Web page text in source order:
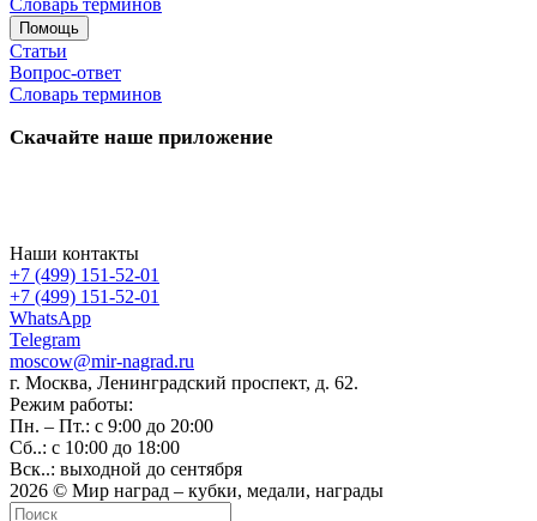
Словарь терминов
Помощь
Статьи
Вопрос-ответ
Словарь терминов
Скачайте наше приложение
Наши контакты
+7 (499) 151-52-01
+7 (499) 151-52-01
WhatsApp
Telegram
moscow@mir-nagrad.ru
г. Москва, Ленинградский проспект, д. 62.
Режим работы:
Пн. – Пт.: с 9:00 до 20:00
Сб..: с 10:00 до 18:00
Вск..: выходной до сентября
2026 © Мир наград – кубки, медали, награды